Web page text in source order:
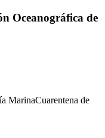
Oceanográfica de
MarinaCuarentena de